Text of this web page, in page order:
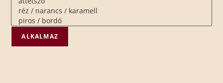
ALKALMAZ